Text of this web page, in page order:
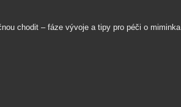
chodit – fáze vývoje a tipy pro péči o miminka